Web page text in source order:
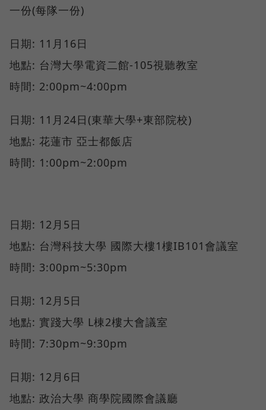
一份(每隊一份)
日期: 11月16日
地點: 台灣大學電資二館-105視聽教室
時間: 2:00pm~4:00pm
日期: 11月24日(東華大學+東部院校)
地點: 花蓮市 亞士都飯店
時間: 1:00pm~2:00pm
日期: 12月5日
地點: 台灣科技大學 國際大樓1樓IB101會議室
時間: 3:00pm~5:30pm
日期: 12月5日
地點: 實踐大學 L棟2樓大會議室
時間: 7:30pm~9:30pm
日期: 12月6日
地點: 政治大學 商學院國際會議廳